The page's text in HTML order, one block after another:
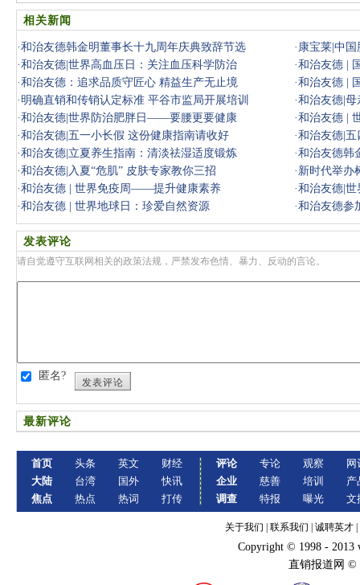
相关新闻
·和治友德韩金明董事长十九周年庆典致辞节选 · 康宝莱|中
·和治友德|世界高血压日：关注血压科学防治 ·和治友德 |
·和治友德：追求品质守匠心 精益生产无止境 ·和治友德 |
· 明确直销和传销认定标准 平谷市监局开展培训 ·和治友德|
·和治友德|世界防治肥胖日——要腰更要健康 ·和治友德 |
·和治友德|五一小长假 这份健康指南请收好 ·和治友德|
·和治友德|立夏养生指南：清淡祛湿适度锻炼 ·和治友德韩
会
·和治友德|入夏“危肌” 皮肤专家教你三招 · 新时代举办
·和治友德 | 世界免疫周——提升健康素养 ·和治友德|
·和治友德 | 世界地球日：珍爱自然资源 ·和治友德参
发表评论
请自觉遵守互联网相关的政策法规，严禁发布色情、暴力、反动的言论。
匿名?
发表评论
最新评论
首页
大陆
焦点
头条
台湾
热点
英文
国外
热词
财经
快讯
打传
评论
企业
调查
专论
慈善
特报
观察
培训
曝光
网
产
文
关于我们 联系我们 诚聘英才
Copyright © 1998 - 2013
直销报道网